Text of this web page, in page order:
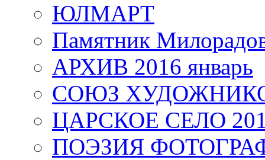
ЮЛМАРТ
Памятник
АРХИВ 2016 январь
СОЮЗ
ЦАРСКОЕ СЕЛО
ПОЭЗИЯ